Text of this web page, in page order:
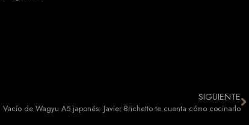
SIGUIENTE
Vacío de Wagyu A5 japonés: Javier Brichetto te cuenta cómo cocinarlo